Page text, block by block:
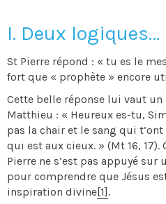
I. Deux logiques…
St Pierre répond : « tu es le
fort que « prophète » encore
Cette belle réponse lui vaut
Matthieu : « Heureux es-tu,
pas la chair et le sang qui
qui est aux cieux. » (Mt 16,
Pierre ne s’est pas appuyé
pour comprendre que Jésus
inspiration divine[1].